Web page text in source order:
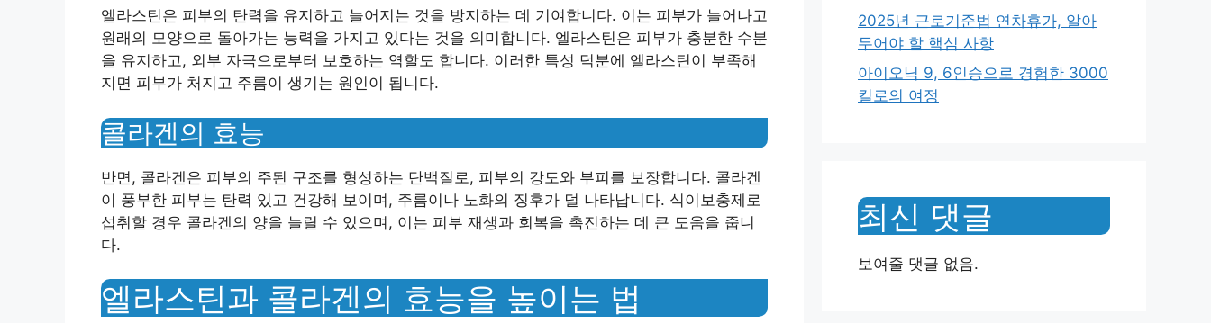
엘라스틴은 피부의 탄력을 유지하고 늘어지는 것을 방지하는 데 기여합니다. 이는 피부가 늘어나고
원래의 모양으로 돌아가는 능력을 가지고 있다는 것을 의미합니다. 엘라스틴은 피부가 충분한 수분
을 유지하고, 외부 자극으로부터 보호하는 역할도 합니다. 이러한 특성 덕분에 엘라스틴이 부족해
지면 피부가 처지고 주름이 생기는 원인이 됩니다.
콜라겐의 효능
반면, 콜라겐은 피부의 주된 구조를 형성하는 단백질로, 피부의 강도와 부피를 보장합니다. 콜라겐
이 풍부한 피부는 탄력 있고 건강해 보이며, 주름이나 노화의 징후가 덜 나타납니다. 식이보충제로
섭취할 경우 콜라겐의 양을 늘릴 수 있으며, 이는 피부 재생과 회복을 촉진하는 데 큰 도움을 줍니
다.
엘라스틴과 콜라겐의 효능을 높이는 법
2025년 근로기준법 연차휴가, 알아
두어야 할 핵심 사항
아이오닉 9, 6인승으로 경험한 3000
킬로의 여정
최신 댓글
보여줄 댓글 없음.